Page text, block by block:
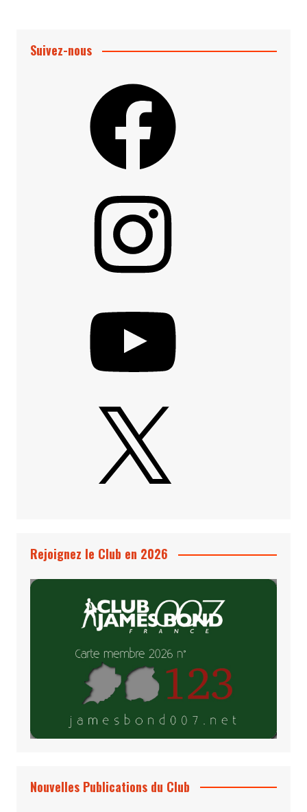
Suivez-nous
Rejoignez le Club en 2026
Nouvelles Publications du Club